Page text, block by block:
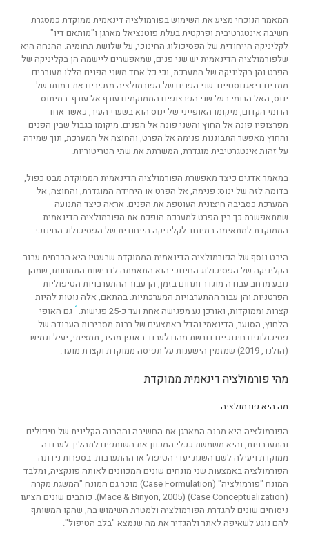
המאמר הנוכחי מציע את השימוש בפורמולציה דינאמית ממוקדת כמסגרת
חשיבה אינטגרטיבית ופרקטית בעלת פוטנציאל מארגן ו"מותאם דיו"
לקליניקה הייחודית של הפסיכולוג החינוכי, על שלושת תחומיה. ההנחה היא
שלפורמולציה הדינאמית יש שני פנים, שמאפשרים ליישמה הן בקליניקה של
הפרט והן בקליניקה של המערכת, וכי כל אחד משני הפנים הללו מעורבים
ממדים דיאגנוסטיים. שני הפנים של הפורמולציה מזכירים את דמותו של
ינוס, האל הרומי בעל שני הפרצופים הממוקמים עורף אל עורף. במיתוס
הרומי הקדום, מיקומו האופייני של ינוס הוא בשערי העיר, כאשר אחד
מפרצופיו פונה אל החוץ והשני פונה אל הפנים. מיקומו בגבול שבין הפנים
והחוץ מאפשר התבוננות פנימה אל הפרט, והחוצה אל המערכת, תוך שמירה
על זהות אינטגרטיבית מוגדרת, המשרתת את שתי הטריטוריות.
במאמר אדגים כיצד מאפשרת הפורמולציה הדינאמית הממוקדת מבט כפול,
בדומה לזה של ינוס: פנימה, אל הפרט או היחידה המוגדרת, והחוצה, אל
המערכת כסביבה חיצונית העוטפת את הפנים. אראה כיצד התנועה
שמתאפשרת כך בין הפרט למערכת הופכת את הפורמולציה הדינאמית
הממוקדת למתאימה במיוחד לקליניקה הייחודית של הפסיכולוג החינוכי.
היבט נוסף של הפורמולציה הדינאמית הממוקדת שבעטיו היא הכרחית עבור
הקליניקה של הפסיכולוג החינוכי הוא התאמתה לדרישות התמחותו, שמהן
נובע מרחב עבודה מוגדר ותחום בזמן, הן עבור ההתערבויות הטיפוליות
הפרטניות והן עבור ההתערבויות המערכתיות. בהתאם, אלה נוטות להיות
קצרות וממוקדות, ואורכן נע מפגישה אחת ועד כ-25 פגישות.
1 גם האופי
הלחוץ, הסוער, הדינאמי והדל באמצעים של רבות מסביבות העבודה של
פסיכולוגים חינוכיים דורשת מהם לעבוד באופן מהיר, תמציתי, יעיל וגמיש
(הולנד, 2019) שמזמין הישענות על תפיסה ממוקדת וקצרת מועד.
מהי פורמולציה דינאמית ממוקדת
מה היא פורמולציה:
הפורמולציה היא מבנה המארגן את החשיבה וההבנה הקלינית של טיפולים
והתערבויות, והיא משמשת ככלי המכוון את השותפים לתהליך לעבודה
ממוקדת ויעילה לשם השגת יעדי הטיפול או ההתערבות. בספרות נידונה
הפורמולציה באמצעות שני מונחים שונים המכוונים לאותה פונקציה, ומלבד
המונח "פורמולציה" (Case Formulation) מוכר גם המונח "המשגת מקרה
(Case Conceptualization) (Mace & Binyon, 2005). כותבים שונים הציעו
ניסוחים שונים להגדרת הפורמולציה ולמטרת השימוש בה, שהקו המשותף
להם נוגע לשאיפה לאתר ולהגדיר את מה שנמצא "בלב הטיפול".